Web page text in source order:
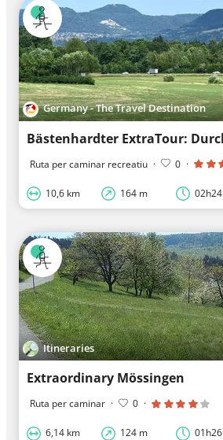
Germany - The Travel Destination
Ruta per caminar recreatiu · 0 ·
10,6 km 164 m 02h24
Itineraries
Extraordinary Mössingen
Ruta per caminar · 0 ·
6,14 km 124 m 01h26